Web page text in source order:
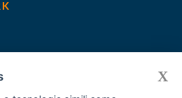
di AODV X